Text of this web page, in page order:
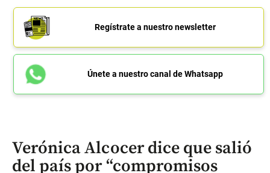
Regístrate a nuestro newsletter
Únete a nuestro canal de Whatsapp
Verónica Alcocer dice que salió
del país por “compromisos